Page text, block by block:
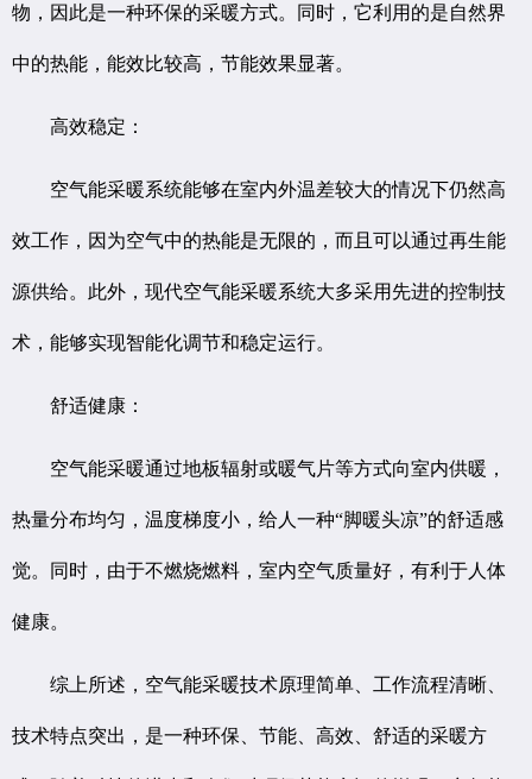
物，因此是一种环保的采暖方式。同时，它利用的是自然界
中的热能，能效比较高，节能效果显著。
高效稳定：
空气能采暖系统能够在室内外温差较大的情况下仍然高
效工作，因为空气中的热能是无限的，而且可以通过再生能
源供给。此外，现代空气能采暖系统大多采用先进的控制技
术，能够实现智能化调节和稳定运行。
舒适健康：
空气能采暖通过地板辐射或暖气片等方式向室内供暖，
热量分布均匀，温度梯度小，给人一种“脚暖头凉”的舒适感
觉。同时，由于不燃烧燃料，室内空气质量好，有利于人体
健康。
综上所述，空气能采暖技术原理简单、工作流程清晰、
技术特点突出，是一种环保、节能、高效、舒适的采暖方